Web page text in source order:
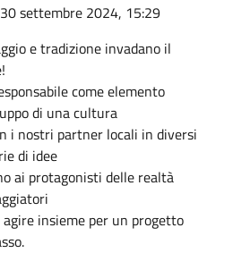
settembre 2024, 15:29
e tradizione invadano il
come elemento
di una cultura
i nostri partner locali in diversi
di idee
ai protagonisti delle realtà
insieme per un progetto